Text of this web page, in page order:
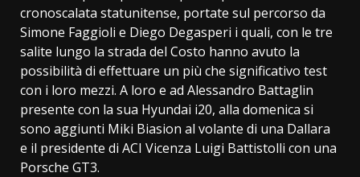
cronoscalata statunitense, portate sul percorso da
Simone Faggioli e Diego Degasperi i quali, con le tre
salite lungo la strada del Costo hanno avuto la
possibilità di effettuare un più che significativo test
con i loro mezzi. A loro e ad Alessandro Battaglin
presente con la sua Hyundai i20, alla domenica si
sono aggiunti Miki Biasion al volante di una Dallara
e il presidente di ACI Vicenza Luigi Battistolli con una
Porsche GT3.